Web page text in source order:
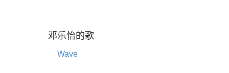
邓乐怡的歌
Wave